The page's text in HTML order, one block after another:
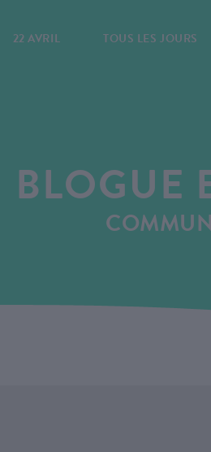
22 AVRIL TOUS LES JOURS
BLOGUE